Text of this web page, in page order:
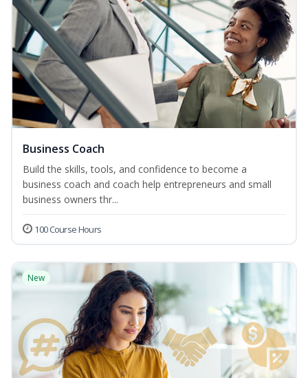
Business Coach
Build the skills, tools, and confidence to become a
business coach and coach help entrepreneurs and small
business owners thr...
100 Course Hours
New